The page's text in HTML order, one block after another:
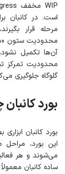
است. در کانبان
مرحله قرار
محدودیت ستون
آن‌ها تکمیل
محدودیت تمرکز
گلوگاه جلوگیری
بورد
بورد کانبان
این بورد،
می‌شوند و هر
ساده کانبان